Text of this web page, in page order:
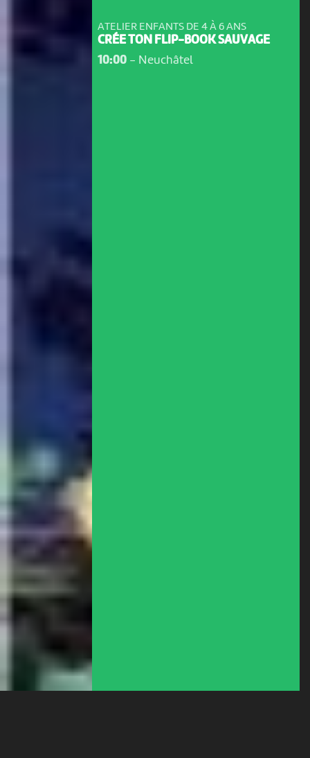
ATELIER ENFANTS DE 4 À 6 ANS
CRÉE TON FLIP-BOOK SAUVAGE
10:00- Neuchâtel